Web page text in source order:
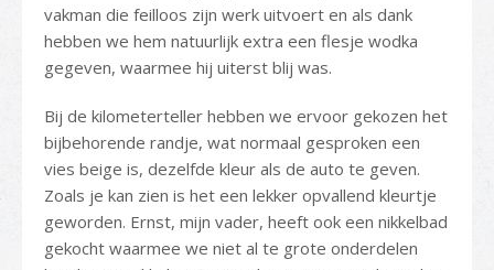
vakman die feilloos zijn werk uitvoert en als dank
hebben we hem natuurlijk extra een flesje wodka
gegeven, waarmee hij uiterst blij was.
Bij de kilometerteller hebben we ervoor gekozen het
bijbehorende randje, wat normaal gesproken een
vies beige is, dezelfde kleur als de auto te geven.
Zoals je kan zien is het een lekker opvallend kleurtje
geworden. Ernst, mijn vader, heeft ook een nikkelbad
gekocht waarmee we niet al te grote onderdelen